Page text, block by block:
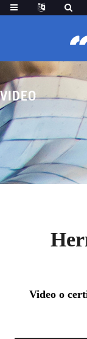
VIDEO
Video o